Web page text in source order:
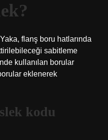
flanş boru hatlarında
sabitleme
kullanılan borular
eklenerek
kodu